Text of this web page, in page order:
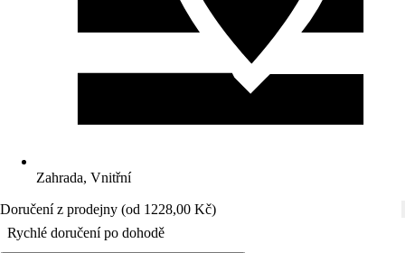
Zahrada, Vnitřní
Doručení z prodejny (od 1228,00 Kč)
Rychlé doručení po dohodě